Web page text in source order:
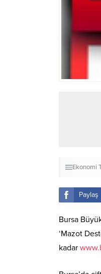
Ekonomi
Paylaş
Bursa
‘Mazot
kadar